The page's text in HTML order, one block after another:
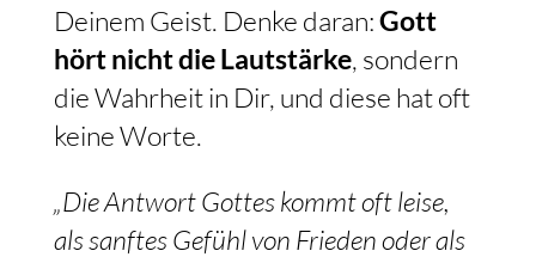
Deinem Geist. Denke daran:Gott
hört nicht die Lautstärke, sondern
die Wahrheit in Dir, und diese hat oft
keine Worte.
„Die Antwort Gottes kommt oft leise,
als sanftes Gefühl von Frieden oder als